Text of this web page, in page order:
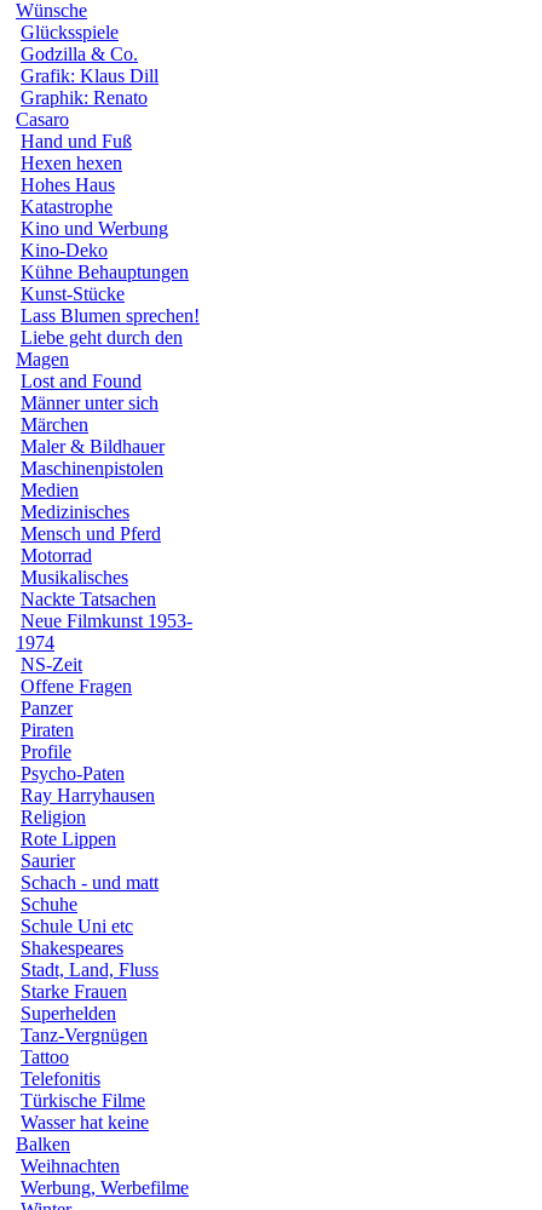
Wünsche
Glücksspiele
Godzilla & Co.
Grafik: Klaus Dill
Graphik: Renato
Casaro
Hand und Fuß
Hexen hexen
Hohes Haus
Katastrophe
Kino und Werbung
Kino-Deko
Kühne Behauptungen
Kunst-Stücke
Lass Blumen sprechen!
Liebe geht durch den
Magen
Lost and Found
Männer unter sich
Märchen
Maler & Bildhauer
Maschinenpistolen
Medien
Medizinisches
Mensch und Pferd
Motorrad
Musikalisches
Nackte Tatsachen
Neue Filmkunst 1953-
1974
NS-Zeit
Offene Fragen
Panzer
Piraten
Profile
Psycho-Paten
Ray Harryhausen
Religion
Rote Lippen
Saurier
Schach - und matt
Schuhe
Schule Uni etc
Shakespeares
Stadt, Land, Fluss
Starke Frauen
Superhelden
Tanz-Vergnügen
Tattoo
Telefonitis
Türkische Filme
Wasser hat keine
Balken
Weihnachten
Werbung, Werbefilme